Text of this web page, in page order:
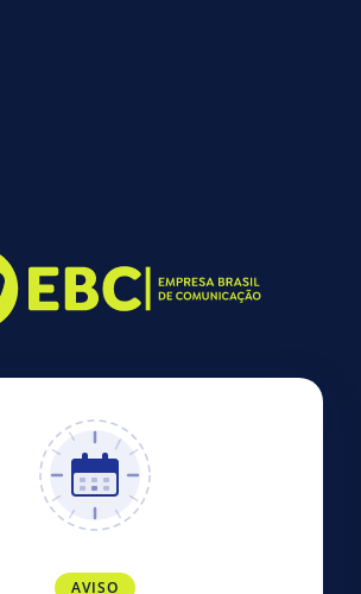
AVISO